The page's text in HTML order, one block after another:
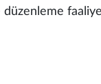
düzenleme